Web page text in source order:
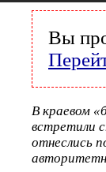
Вы
В краевом
встретили
отнеслись